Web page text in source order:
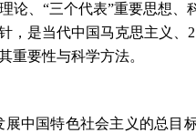
论、“三个代表”重要思想、
是当代中国马克思主义
重要性与科学方法。
中国特色社会主义的总目